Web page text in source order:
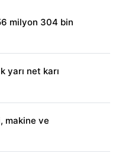
milyon 304 bin
yarı net karı
makine ve